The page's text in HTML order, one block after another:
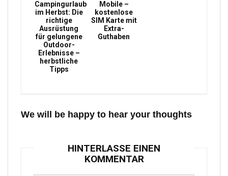
Campingurlaub
im Herbst: Die
richtige
Ausrüstung
für gelungene
Outdoor-
Erlebnisse –
herbstliche
Tipps
Mobile –
kostenlose
SIM Karte mit
Extra-
Guthaben
We will be happy to hear your thoughts
HINTERLASSE EINEN
KOMMENTAR